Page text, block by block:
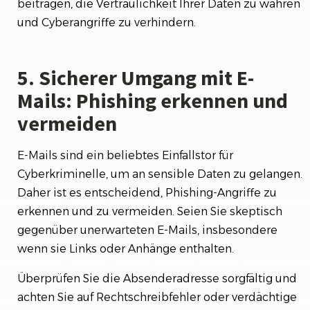
beitragen, die Vertraulichkeit Ihrer Daten zu wahren
und Cyberangriffe zu verhindern.
5. Sicherer Umgang mit E-
Mails: Phishing erkennen und
vermeiden
E-Mails sind ein beliebtes Einfallstor für
Cyberkriminelle, um an sensible Daten zu gelangen.
Daher ist es entscheidend, Phishing-Angriffe zu
erkennen und zu vermeiden. Seien Sie skeptisch
gegenüber unerwarteten E-Mails, insbesondere
wenn sie Links oder Anhänge enthalten.
Überprüfen Sie die Absenderadresse sorgfältig und
achten Sie auf Rechtschreibfehler oder verdächtige